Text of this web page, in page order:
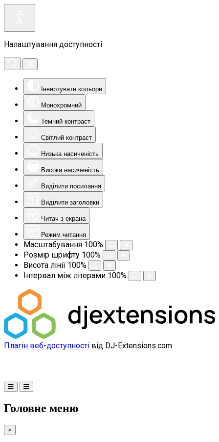
Налаштування доступності
Інвертувати кольори
Монохромний
Темний контраст
Світлий контраст
Низька насиченість
Висока насиченість
Виділити посилання
Виділити заголовки
Читач з екрана
Режим читання
Масштабування 100%
Розмір шрифту 100%
Висота лінії 100%
Інтервал між літерами 100%
Плагін веб-доступності від DJ-Extensions.com
Головне меню
×